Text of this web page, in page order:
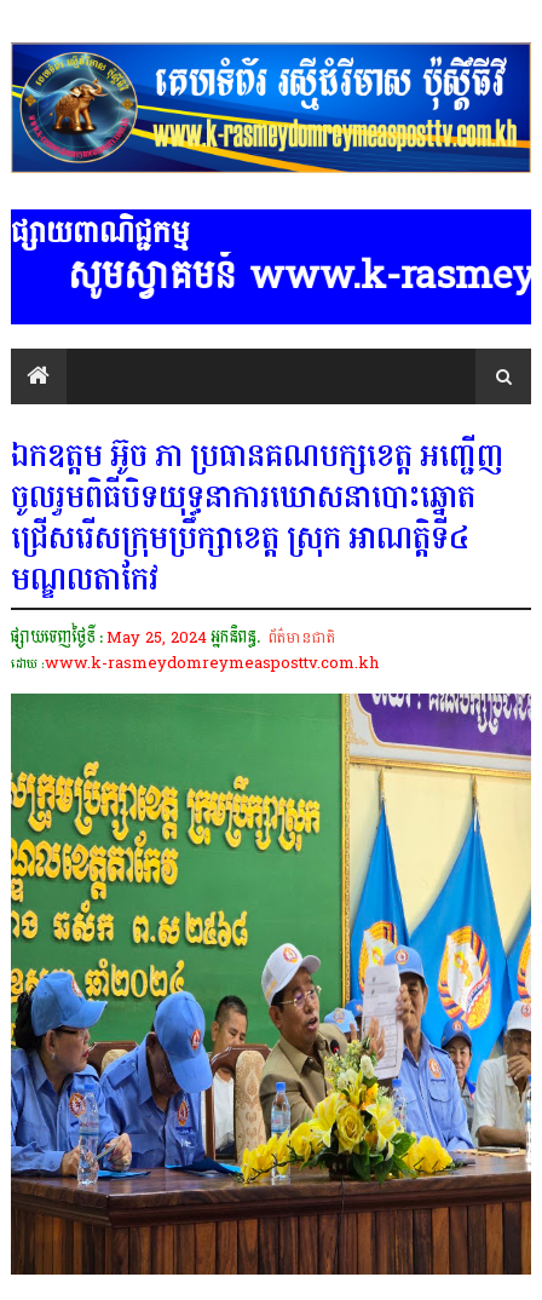
ផ្សាយពាណិជ្ជកម្ម
ស្វាគមន៍ www.k-
ឯកឧត្តម អ៊ូច ភា ប្រធានគណបក្សខេត្ត អញ្ជើញ
ចូលរួមពិធីបិទយុទ្ធនាការឃោសនាបោះឆ្នោត
ជ្រើសរើសក្រុមប្រឹក្សាខេត្ត ស្រុក អាណត្តិទី៤
មណ្ឌលតាកែវ
ផ្សាយចេញថ្ងៃទី :May 25, 2024អ្នកនិពន្ធ. ព័ត៌មានជាតិ
ដោយ :www.k-rasmeydomreymeasposttv.com.kh